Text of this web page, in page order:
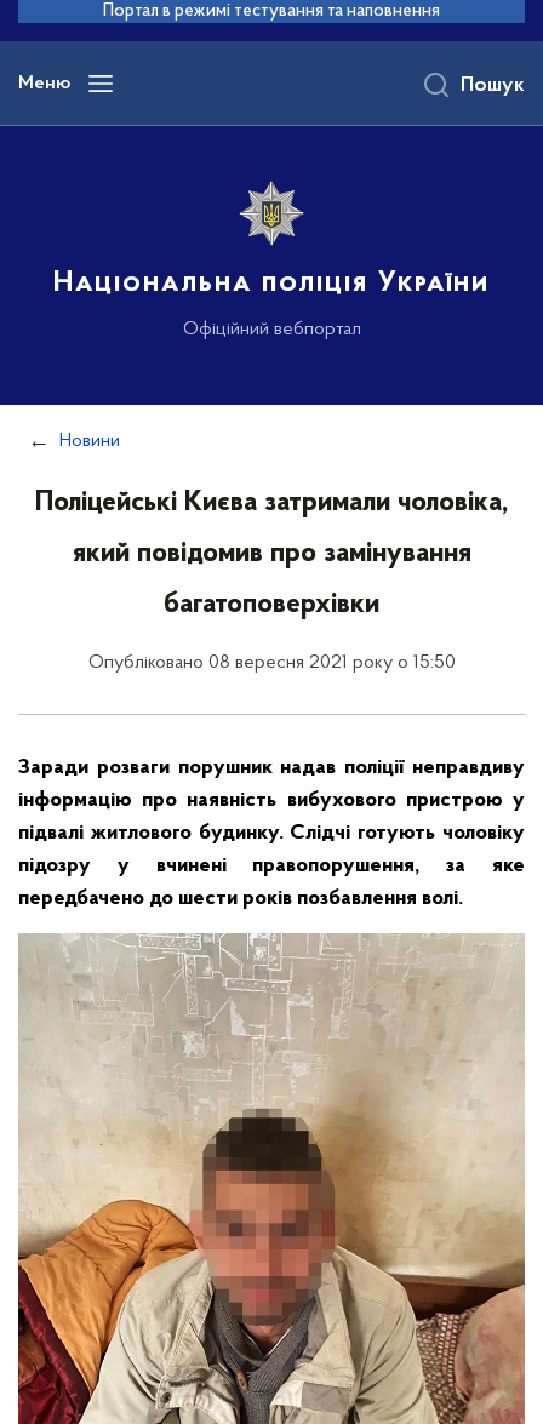
основного
вмісту
Портал в режимі тестування та наповнення
Меню
Національна поліція України
Офіційний вебпортал
Пошук
Новини
Поліцейські Києва затримали чоловіка,
який повідомив про замінування
багатоповерхівки
Опубліковано 08 вересня 2021 року о 15:50
Заради розваги порушник надав поліції неправдиву
інформацію про наявність вибухового пристрою у
підвалі житлового будинку. Слідчі готують чоловіку
підозру у вчинені правопорушення, за яке
передбачено до шести років позбавлення волі.